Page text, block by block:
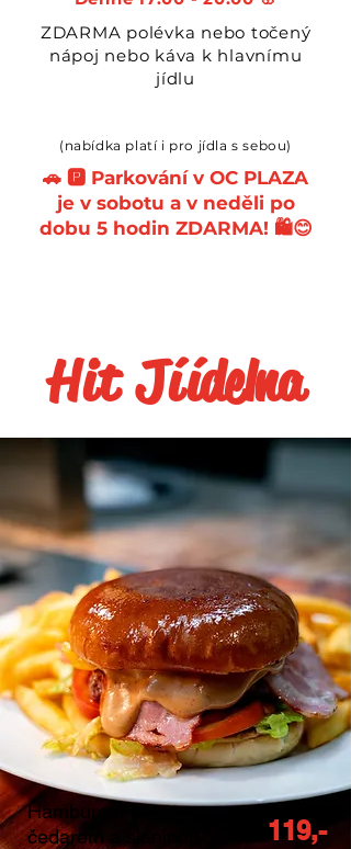
ZDARMA polévka nebo točený
nápoj nebo káva k hlavnímu
jídlu
(nabídka platí i pro jídla s sebou)
🚗 🅿️ Parkování v OC PLAZA
je v sobotu a v neděli po
dobu 5 hodin ZDARMA! 🛍️😊
HitJíídelna
Hamburger s
čedarem a slaninou
119,-